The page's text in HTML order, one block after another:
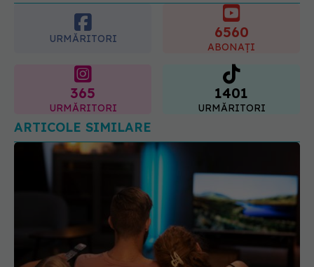
URMĂRITORI 6560
ABONAȚI
365
URMĂRITORI
1401
URMĂRITORI
ARTICOLE SIMILARE